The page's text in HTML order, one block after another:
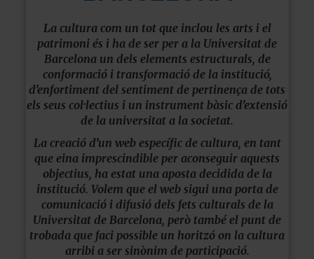
La cultura com un tot que inclou les arts i el
patrimoni és i ha de ser per a la Universitat de
Barcelona un dels elements estructurals, de
conformació i transformació de la institució,
d’enfortiment del sentiment de pertinença de tots
els seus col·lectius i un instrument bàsic d’extensió
de la universitat a la societat.
La creació d’un web específic de cultura, en tant
que eina imprescindible per aconseguir aquests
objectius, ha estat una aposta decidida de la
institució. Volem que el web sigui una porta de
comunicació i difusió dels fets culturals de la
Universitat de Barcelona, però també el punt de
trobada que faci possible un horitzó on la cultura
arribi a ser sinònim de participació.